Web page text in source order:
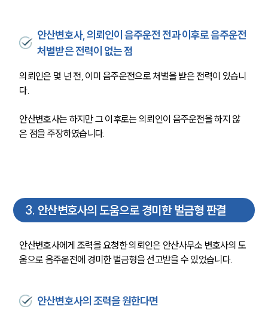
안산변호사, 의뢰인이 음주운전 전과 이후로 음주운전
처벌받은 전력이 없는 점
의뢰인은 몇 년 전, 이미 음주운전으로 처벌을 받은 전력이 있습니
다.
안산변호사는 하지만 그 이후로는 의뢰인이 음주운전을 하지 않
은 점을 주장하였습니다.
3. 안산변호사의 도움으로 경미한 벌금형 판결
안산변호사에게 조력을 요청한 의뢰인은 안산사무소 변호사의 도
움으로 음주운전에 경미한 벌금형을 선고받을 수 있었습니다.
안산변호사의 조력을 원한다면